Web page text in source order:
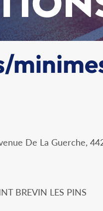
De La Guerche,
BREVIN LES PINS